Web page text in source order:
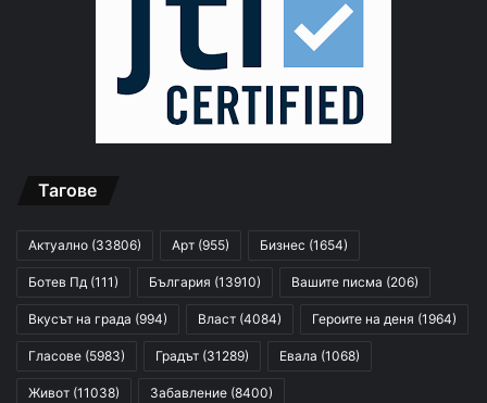
Тагове
Актуално (33806) Арт (955) Бизнес (1654)
Ботев Пд (111) България (13910) Вашите писма (206)
Вкусът на града (994) Власт (4084) Героите на деня (1964)
Гласове (5983) Градът (31289) Евала (1068)
Живот (11038) Забавление (8400)